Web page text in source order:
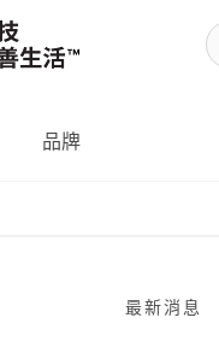
品牌
最新消息